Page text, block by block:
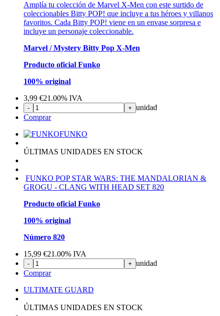
Amplía tu colección de Marvel X-Men con este surtido de
coleccionables Bitty POP! que incluye a tus héroes y villanos
favoritos. Cada Bitty POP! viene en un envase sorpresa e
incluye un personaje coleccionable.
Marvel / Mystery Bitty Pop X-Men
Producto oficial Funko
100% original
3,99 €21.00% IVA
- + unidad
Comprar
FUNKO
ÚLTIMAS UNIDADES EN STOCK
FUNKO POP STAR WARS: THE MANDALORIAN &
GROGU - CLANG WITH HEAD SET 820
Producto oficial Funko
100% original
Número 820
15,99 €21.00% IVA
- + unidad
Comprar
ULTIMATE GUARD
ÚLTIMAS UNIDADES EN STOCK